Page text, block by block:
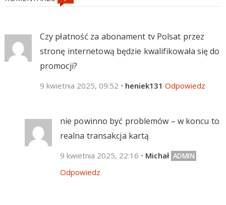
Czy płatność za abonament tv Polsat przez
stronę internetową będzie kwalifikowała się do
promocji?
9 kwietnia 2025, 09:52 • heniek131 Odpowiedz
nie powinno być problemów – w koncu to
realna transakcja kartą
9 kwietnia 2025, 22:16 • Michał
Odpowiedz